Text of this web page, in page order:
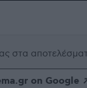
στα
on Google